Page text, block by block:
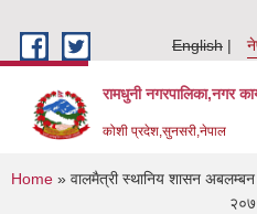
English
रामधुनी नगरपालिका,नगर
कोशी प्रदेश,सुनसरी,नेपाल
You are here
Home » वालमैत्री स्थानिय शासन अबलम्बन